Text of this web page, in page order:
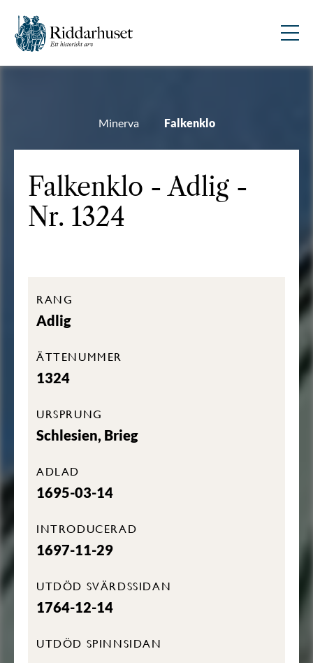
Minerva Falkenklo
Falkenklo - Adlig -
Nr. 1324
RANG
Adlig
ÄTTENUMMER
1324
URSPRUNG
Schlesien, Brieg
ADLAD
1695-03-14
INTRODUCERAD
1697-11-29
UTDÖD SVÄRDSSIDAN
1764-12-14
UTDÖD SPINNSIDAN